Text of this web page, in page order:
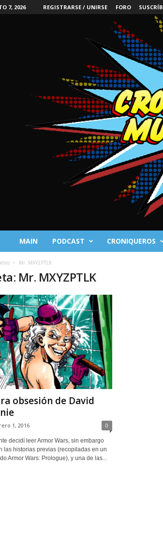
7, 2026 REGISTRARSE / UNIRSE FORO
MAIN PODCAST CRONIQUEROS
Mr. MXYZPTLK
Mr. MXYZPTLK
obsesión de David
1, 2016 0
decidí leer Armor Wars, sin embargo
las historias previas (recopiladas en un
Armor Wars: Prologue), y una de las...